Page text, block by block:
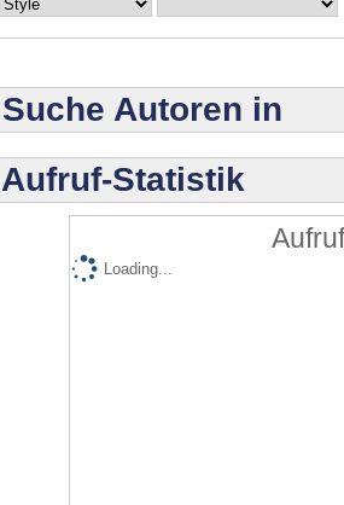
Suche Autoren in
Aufruf-Statistik
Loading...